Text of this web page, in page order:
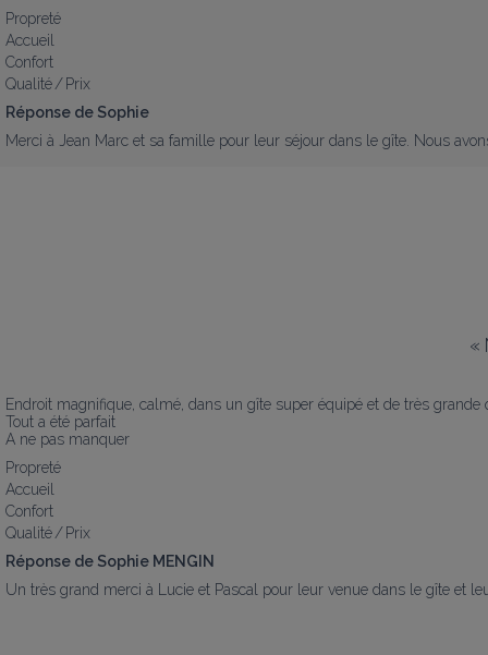
Propreté
Accueil
Confort
Qualité / Prix
Réponse de Sophie
Merci à Jean Marc et sa famille pour leur séjour dans le gîte. Nous
«
Endroit magnifique, calmé, dans un gîte super équipé et de très
Tout a été parfait
A ne pas manquer
Propreté
Accueil
Confort
Qualité / Prix
Réponse de Sophie MENGIN
Un très grand merci à Lucie et Pascal pour leur venue dans le gîte et